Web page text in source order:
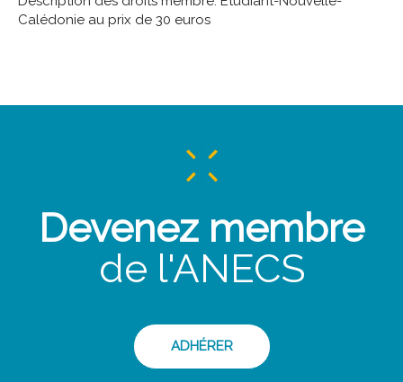
Calédonie au prix de 30 euros
Devenez membre
de l'ANECS
ADHÉRER